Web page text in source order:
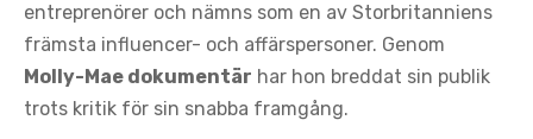
entreprenörer och nämns som en av Storbritanniens
främsta influencer- och affärspersoner. Genom
Molly-Mae dokumentär har hon breddat sin publik
trots kritik för sin snabba framgång.